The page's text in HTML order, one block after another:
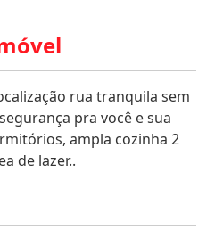
rua tranquila sem
pra você e sua
ampla cozinha 2
de lazer..